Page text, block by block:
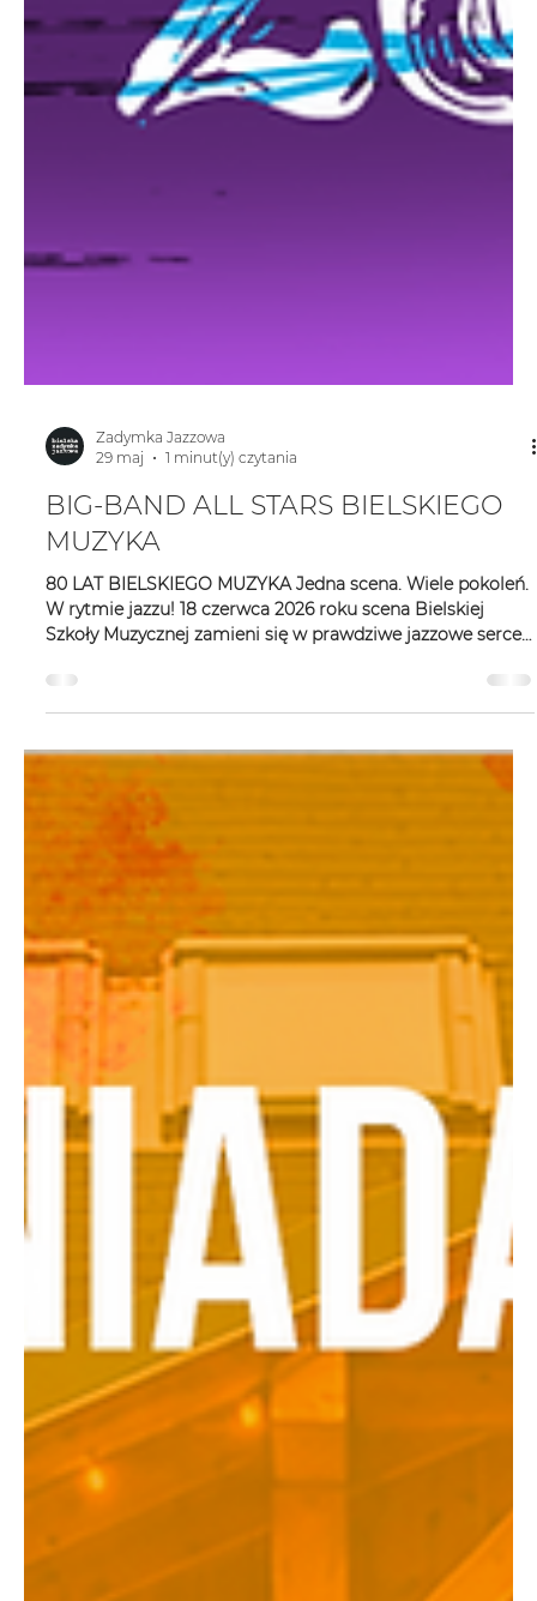
Zadymka Jazzowa
29 maj
1 minut(y) czytania
BIG-BAND ALL STARS BIELSKIEGO
80 LAT BIELSKIEGO MUZYKA Jedna scena. Wiele pokoleń.
W rytmie jazzu! 18 czerwca 2026 roku scena Bielskiej
Szkoły Muzycznej zamieni się w prawdziwe jazzowe serce
Śląska. W ramach głównych obchodów Jubileuszu 80-
lecia szkoły wespół z Bielską Zadymką Jazzową 2026 –
Lato. zabrzmi projekt absolutnie wyjątkowy — Big-Band
którzy dziś rozświetlają czołówkę polskich scen jazzowych.
Na jednej scenie spotkają się mistrzowie, pedagod